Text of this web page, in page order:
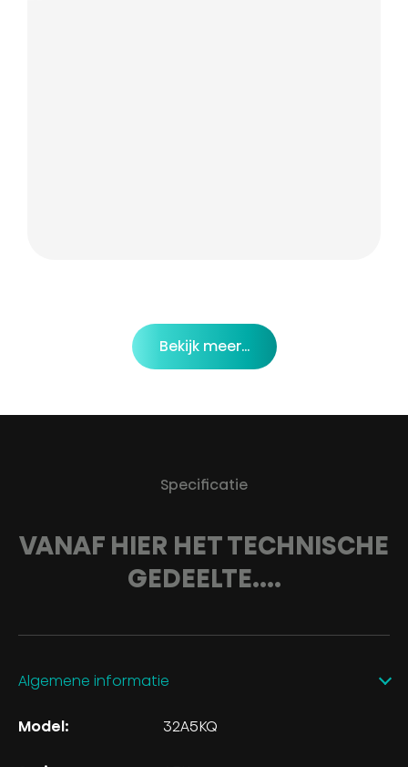
Bekijk meer...
Specificatie
VANAF HIER HET TECHNISCHE
GEDEELTE....
Algemene informatie
Model: 32A5KQ